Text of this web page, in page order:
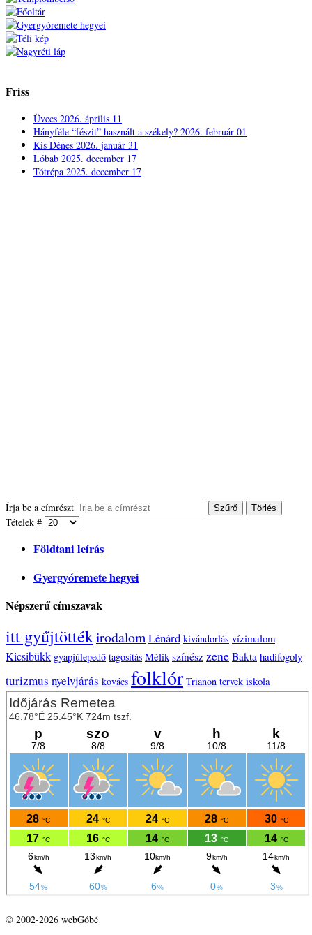
Friss
Üvecs 2026. április 11
Hányféle “fészit” használt a székely? 2026. február 01
Kis Dénes 2026. január 31
Lóbab 2025. december 17
Tótrépa 2025. december 17
Írja be a címrészt Szűrő Törlés
Tételek #
Földtani leírás
Gyergyóremete hegyei
Népszerű címszavak
itt gyűjtöttékirodalomLénárd kivándorlás vízimalom
Kicsibükk gyapjúlepedő tagosítás Mélik színész zene Bakta hadifogoly
turizmus nyelvjárás kovács folklór Trianon tervek iskola
© 2002-2026 webGóbé